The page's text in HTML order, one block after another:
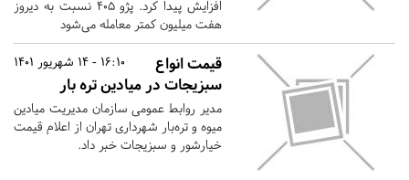
افزایش پیدا کرد. پژو ۴۰۵ نسبت به دیروز
هفت میلیون کمتر معامله می‌شود
16:10 - 14 شهریور 1401
قیمت انواع
سبزیجات در میادین تره بار
مدیر روابط عمومی سازمان مدیریت میادین
میوه و تره‌بار شهرداری تهران از اعلام قیمت
خیارشور و سبزیجات خبر داد.